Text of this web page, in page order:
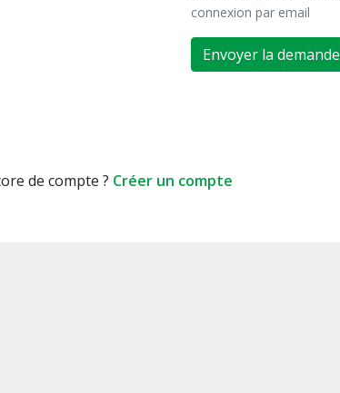
connexion par email
Envoyer la demande
de compte ? Créer un compte